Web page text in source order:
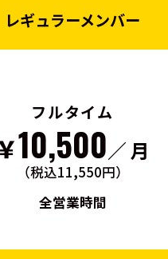
レギュラーメンバー
フルタイム
10,500／ 月
（税込11,550円）
全営業時間